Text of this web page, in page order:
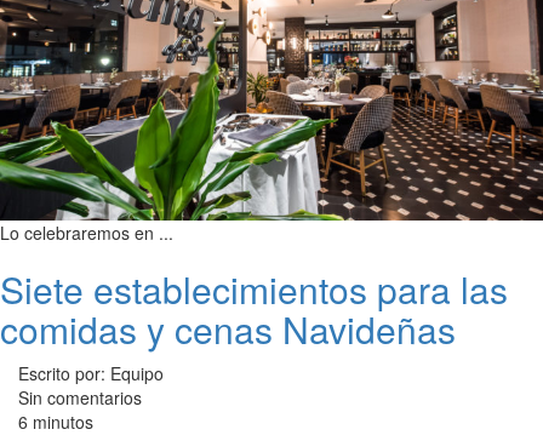
Lo celebraremos en ...
Siete establecimientos para las
comidas y cenas Navideñas
Escrito por: Equipo
Sin comentarios
6 minutos